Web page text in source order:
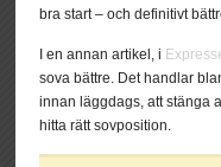
bra start ­– och definitivt
I en annan artikel, i
sova bättre. Det handlar
innan läggdags, att stänga
hitta rätt sovposition.